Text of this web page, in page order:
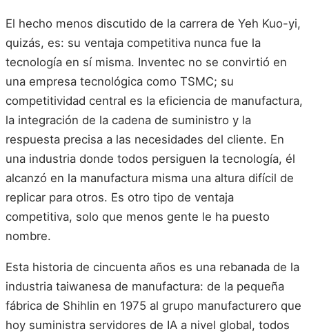
El hecho menos discutido de la carrera de Yeh Kuo-yi,
quizás, es: su ventaja competitiva nunca fue la
tecnología en sí misma. Inventec no se convirtió en
una empresa tecnológica como TSMC; su
competitividad central es la eficiencia de manufactura,
la integración de la cadena de suministro y la
respuesta precisa a las necesidades del cliente. En
una industria donde todos persiguen la tecnología, él
alcanzó en la manufactura misma una altura difícil de
replicar para otros. Es otro tipo de ventaja
competitiva, solo que menos gente le ha puesto
nombre.
Esta historia de cincuenta años es una rebanada de la
industria taiwanesa de manufactura: de la pequeña
fábrica de Shihlin en 1975 al grupo manufacturero que
hoy suministra servidores de IA a nivel global, todos